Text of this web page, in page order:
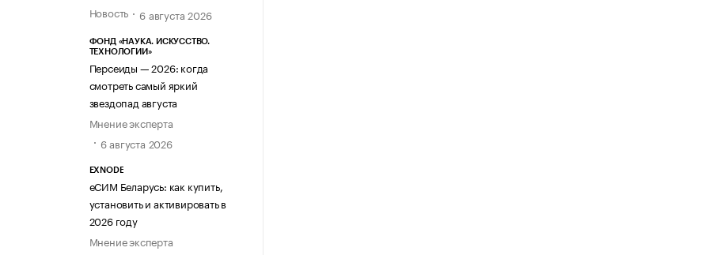
Новость
6 августа 2026
ФОНД «НАУКА. ИСКУССТВО.
ТЕХНОЛОГИИ»
Персеиды — 2026: когда
смотреть самый яркий
звездопад августа
Мнение эксперта
6 августа 2026
EXNODE
еСИМ Беларусь: как купить,
установить и активировать в
2026 году
Мнение эксперта